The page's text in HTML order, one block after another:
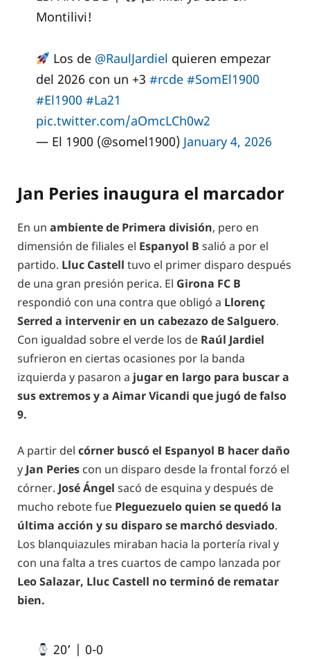
Montilivi!
Los de @RaulJardiel quieren empezar
del 2026 con un +3 #rcde #SomEl1900
#El1900 #La21
pic.twitter.com/aOmcLCh0w2
— El 1900 (@somel1900) January 4, 2026
Jan Peries inaugura el marcador
En un ambiente de Primera división, pero en
dimensión de filiales el Espanyol B salió a por el
partido. Lluc Castell tuvo el primer disparo después
de una gran presión perica. El Girona FC B
respondió con una contra que obligó a Llorenç
Serred a intervenir en un cabezazo de Salguero.
Con igualdad sobre el verde los de Raúl Jardiel
sufrieron en ciertas ocasiones por la banda
izquierda y pasaron a jugar en largo para buscar a
sus extremos y a Aimar Vicandi que jugó de falso
9.
A partir del córner buscó el Espanyol B hacer daño
y Jan Peries con un disparo desde la frontal forzó el
córner. José Ángel sacó de esquina y después de
mucho rebote fue Pleguezuelo quien se quedó la
última acción y su disparo se marchó desviado.
Los blanquiazules miraban hacia la portería rival y
con una falta a tres cuartos de campo lanzada por
Leo Salazar, Lluc Castell no terminó de rematar
bien.
20’ | 0-0